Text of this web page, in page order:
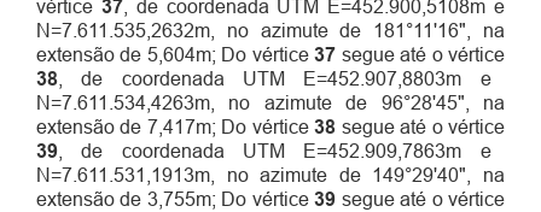
vértice 37, de coordenada UTM E=452.900,5108m e
N=7.611.535,2632m, no azimute de 181°11'16", na
extensão de 5,604m; Do vértice37 segue até o vértice
38 , de coordenada UTM E=452.907,8803m e
N=7.611.534,4263m, no azimute de 96°28'45", na
extensão de 7,417m; Do vértice38 segue até o vértice
39 , de coordenada UTM E=452.909,7863m e
N=7.611.531,1913m, no azimute de 149°29'40", na
extensão de 3,755m; Do vértice39 segue até o vértice